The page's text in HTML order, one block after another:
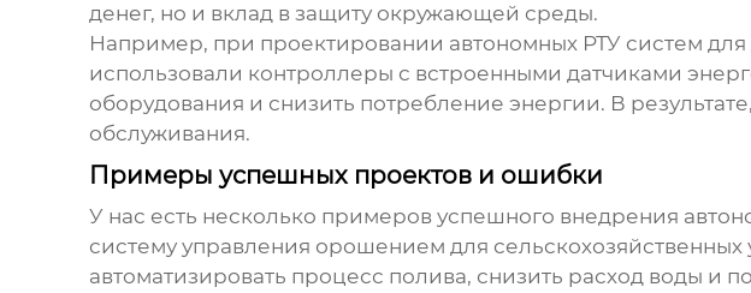
денег, но и вклад в защиту окружающей среды.
Например, при проектировании автономных РТУ систем для
использовали контроллеры с встроенными датчиками
оборудования и снизить потребление энергии. В
обслуживания.
Примеры успешных проектов и ошибки
У нас есть несколько примеров успешного внедрения
систему управления орошением для
автоматизировать процесс полива, снизить расход воды и